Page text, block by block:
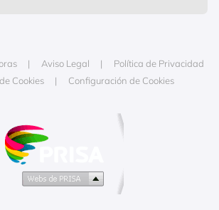
Aviso Legal
Política de Privacidad
Cookies
Configuración de Cookies